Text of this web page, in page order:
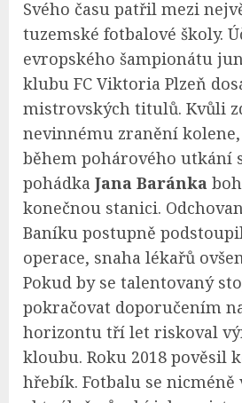
Svého času patřil mezi
tuzemské fotbalové školy.
evropského šampionátu
klubu FC Viktoria Plzeň
mistrovských titulů. Kvůli
nevinnému zranění
během pohárového utkání
pohádka Jana Baránka
konečnou stanici.
Baníku postupně
operace, snaha lékařů
Pokud by se talentovaný
pokračovat doporučením
horizontu tří let riskoval
kloubu. Roku 2018 pověsil
hřebík. Fotbalu se nicméně